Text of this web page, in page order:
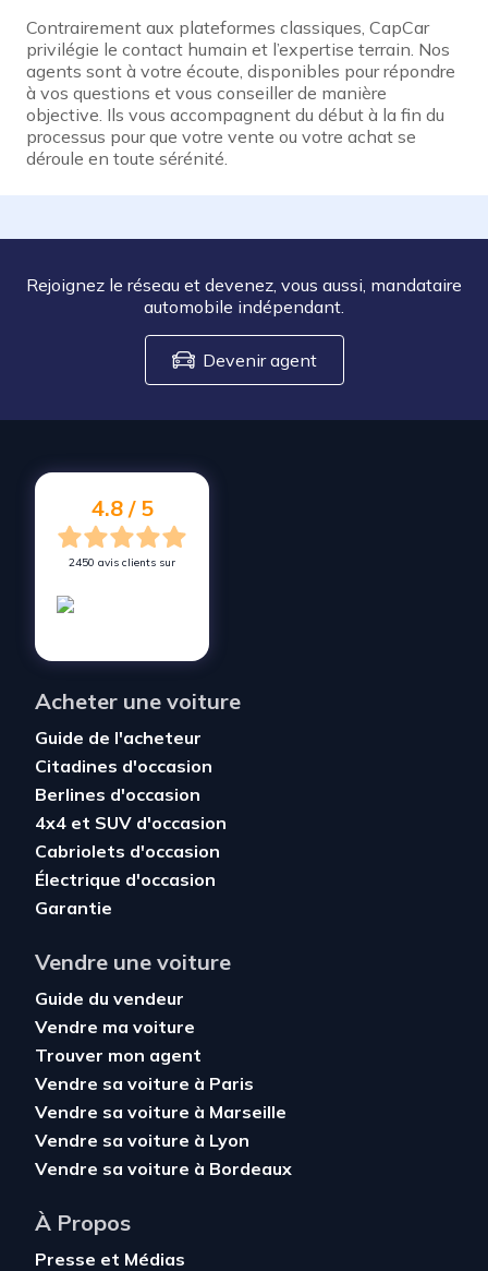
Contrairement aux plateformes classiques, CapCar
privilégie le contact humain et l’expertise terrain. Nos
agents sont à votre écoute, disponibles pour répondre
à vos questions et vous conseiller de manière
objective. Ils vous accompagnent du début à la fin du
processus pour que votre vente ou votre achat se
déroule en toute sérénité.
Rejoignez le réseau et devenez, vous aussi, mandataire
automobile indépendant.
Devenir agent
4.8 / 5
2450 avis clients sur
Acheter une voiture
Guide de l'acheteur
Citadines d'occasion
Berlines d'occasion
4x4 et SUV d'occasion
Cabriolets d'occasion
Électrique d'occasion
Garantie
Vendre une voiture
Guide du vendeur
Vendre ma voiture
Trouver mon agent
Vendre sa voiture à Paris
Vendre sa voiture à Marseille
Vendre sa voiture à Lyon
Vendre sa voiture à Bordeaux
À Propos
Presse et Médias